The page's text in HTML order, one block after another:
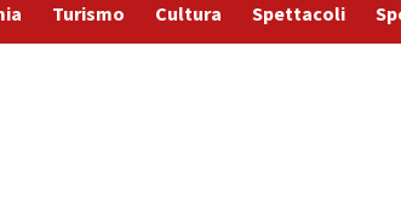
Turismo Cultura Spettacoli